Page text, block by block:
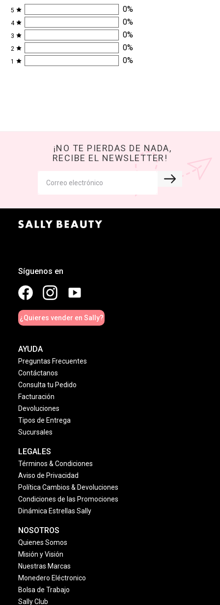
5 0%
4 0%
3 0%
2 0%
1 0%
¡NO TE PIERDAS DE NADA,
RECIBE EL NEWSLETTER!
Síguenos en
¿Quieres vender en Sally?
AYUDA
Preguntas Frecuentes
Contáctanos
Consulta tu Pedido
Facturación
Devoluciones
Tipos de Entrega
Sucursales
LEGALES
Términos & Condiciones
Aviso de Privacidad
Política Cambios & Devoluciones
Condiciones de las Promociones
Dinámica Estrellas Sally
NOSOTROS
Quienes Somos
Misión y Visión
Nuestras Marcas
Monedero Eléctronico
Bolsa de Trabajo
Sally Club